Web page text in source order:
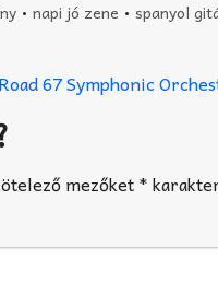
• napi jó zene • spanyol
67 Symphonic
mezőket*